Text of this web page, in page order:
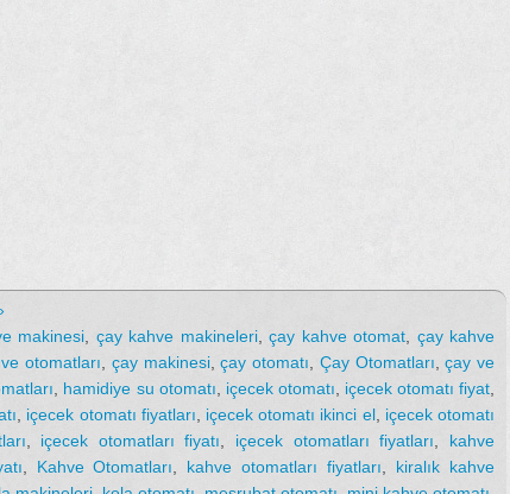
makinesi çay kahve makineleri, çay kahve otomat
çay kahve
otomatları çay makinesi,çay otomatı Çay Otomatları ,çay ve
hamidiye su otomatı içecek otomatı içecek otomatı fiyat
içecek otomatı fiyatları içecek otomatı ikinci el, içecek otomatı
içecek otomatları fiyatı içecek otomatları fiyatları
kahve
Kahve Otomatları kahve otomatları fiyatları
kiralık kahve